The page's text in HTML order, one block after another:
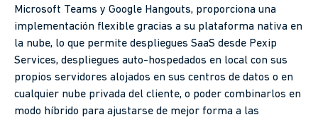
Microsoft Teams y Google Hangouts, proporciona una
implementación flexible gracias a su plataforma nativa en
la nube, lo que permite despliegues SaaS desde Pexip
Services, despliegues auto-hospedados en local con sus
propios servidores alojados en sus centros de datos o en
cualquier nube privada del cliente, o poder combinarlos en
modo híbrido para ajustarse de mejor forma a las